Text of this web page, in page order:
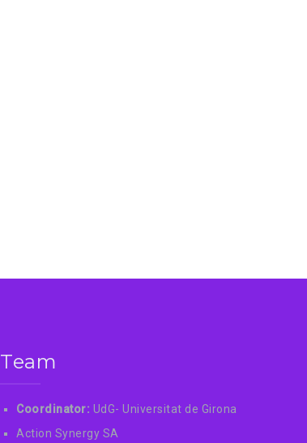
Team
Coordinator: UdG- Universitat de Girona
Action Synergy SA